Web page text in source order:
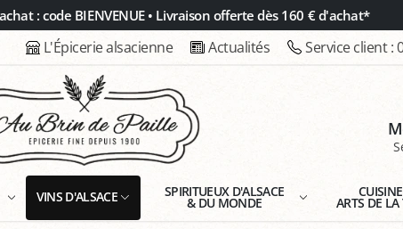
: code BIENVENUE • Livraison offerte dès 160 € d'achat*
L'Épicerie alsacienne Actualités Service client :
VINS D'ALSACE SPIRITUEUX D'ALSACE
& DU MONDE ARTS DE LA